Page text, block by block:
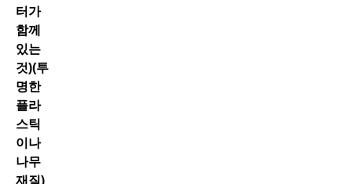
터가
함께
있는
것)(투
명한
플라
스틱
이나
나무
재질)